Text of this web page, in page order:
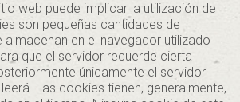
web puede implicar la utilización de
son pequeñas cantidades de
almacenan en el navegador utilizado
que el servidor recuerde cierta
únicamente el servidor
Las cookies tienen, generalmente,